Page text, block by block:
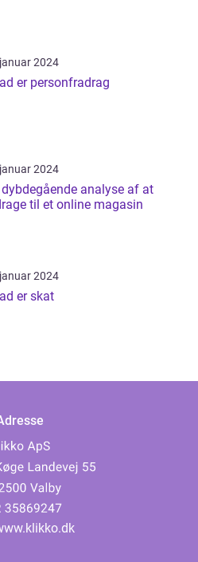
2024
er personfradrag
2024
dybdegående analyse af at
til et online magasin
2024
er skat